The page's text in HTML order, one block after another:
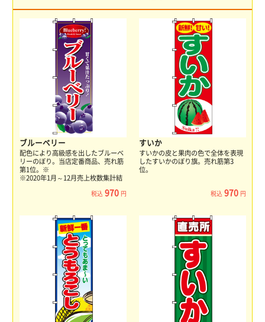
ブルーベリー
配色により高級感を出したブルーベ
リーのぼり。当店定番商品、売れ筋
第1位。※
※2020年1月～12月売上枚数集計結
税込 970 円
すいか
すいかの皮と果肉の色で全体を表現
したすいかのぼり旗。売れ筋第3
位。
税込 970 円